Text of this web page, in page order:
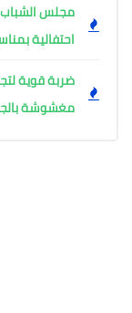
مجلس الشباب
احتفالية
مغشوشة